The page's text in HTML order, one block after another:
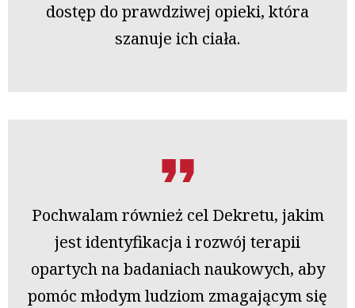
dostęp do prawdziwej opieki, która
szanuje ich ciała.
Pochwalam również cel Dekretu, jakim
jest identyfikacja i rozwój terapii
opartych na badaniach naukowych, aby
pomóc młodym ludziom zmagającym się